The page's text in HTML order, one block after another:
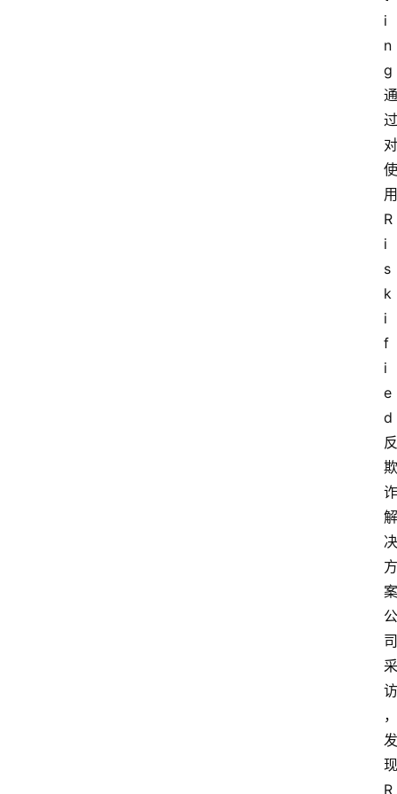
i
n
g
通
过
对
使
用
R
i
s
k
i
f
i
e
d
反
欺
诈
解
决
方
案
公
司
采
访
，
发
现
R